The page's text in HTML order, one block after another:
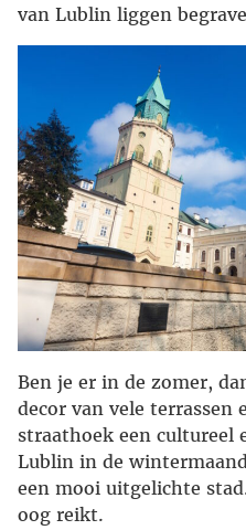
van Lublin liggen
Ben je er in de zomer,
decor van vele terrassen
straathoek een cultureel
Lublin in de
een mooi uitgelichte
oog reikt.